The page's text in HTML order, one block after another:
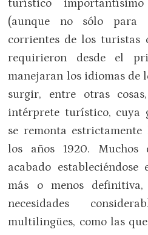
turístico
(aunque no sólo para
corrientes de los turistas
requirieron desde el
manejaran los idiomas de
surgir, entre otras
intérprete turístico, cuya
se remonta
los años 1920. Muchos
acabado
más o menos
necesidades
multilingües, como las